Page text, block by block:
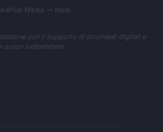
Media — Italia
con il supporto di strumenti digitali e
autori indipendenti.